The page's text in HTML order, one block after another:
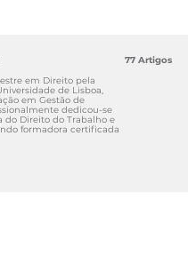
em Direito pela
de Lisboa,
em Gestão de
dedicou-se
do Direito do Trabalho e
formadora certificada
77 Artigos